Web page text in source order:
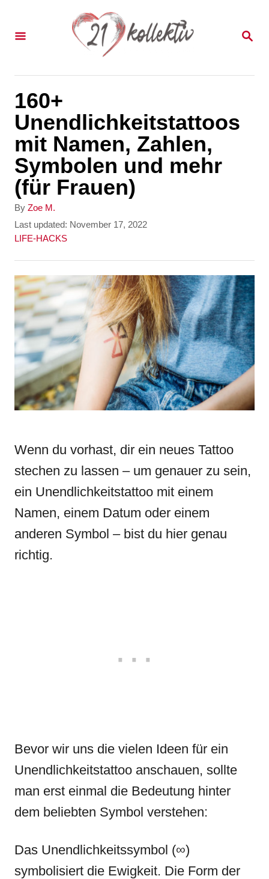
S
R
160+
Unendlichkeitstattoos
mit Namen, Zahlen,
Symbolen und mehr
(für Frauen)
By A
u
t
o
r
Zoe M.
P
o
e
d
o
n
Last updated: November 17, 2022
C
e
g
o
r
e
LIFE-HACKS
Wenn du vorhast, dir ein neues Tattoo
stechen zu lassen – um genauer zu sein,
ein Unendlichkeitstattoo mit einem
Namen, einem Datum oder einem
anderen Symbol – bist du hier genau
richtig.
Bevor wir uns die vielen Ideen für ein
Unendlichkeitstattoo anschauen, sollte
man erst einmal die Bedeutung hinter
dem beliebten Symbol verstehen:
Das Unendlichkeitssymbol (∞)
symbolisiert die Ewigkeit. Die Form der